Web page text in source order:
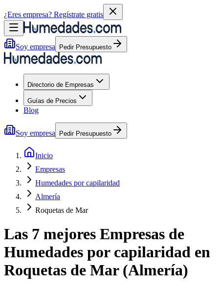
¿Eres empresa? Regístrate gratis
Soy empresa Pedir Presupuesto
Directorio de Empresas
Guías de Precios
Blog
Soy empresa Pedir Presupuesto
Inicio
Empresas
Humedades por capilaridad
Almería
Roquetas de Mar
Las 7 mejores Empresas de
Humedades por capilaridad en
Roquetas de Mar(Almería)